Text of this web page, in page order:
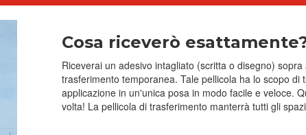
Cosa riceverò
Riceverai un adesivo intagliato (scritta o disegno)
trasferimento temporanea. Tale pellicola ha lo scopo di
applicazione in un'unica posa in modo facile e veloce.
volta! La pellicola di trasferimento manterrà tutti gli